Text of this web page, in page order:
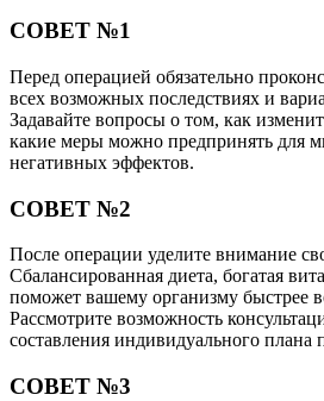
СОВЕТ №1
Перед операцией обязательно
всех возможных последствиях и
Задавайте вопросы о том, как
какие меры можно предпринять для
негативных эффектов.
СОВЕТ №2
После операции уделите внимание
Сбалансированная диета, богатая
поможет вашему организму быстрее
Рассмотрите возможность
составления индивидуального плана
СОВЕТ №3